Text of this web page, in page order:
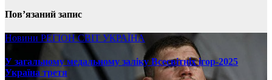
Пов’язаний запис
Новини РЕГІОНСВІТ УКРАЇНА
У загальному медальному заліку Всесвітніх ігор-2025
Україна третя